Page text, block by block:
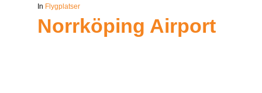
In Flygplatser
Norrköping Airport